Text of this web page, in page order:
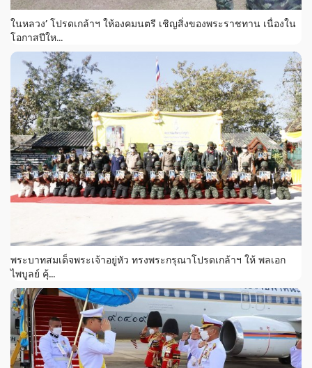
ในหลวง’ โปรดเกล้าฯ ให้องคมนตรี เชิญสิ่งของพระราชทาน เนื่องใน
โอกาสปีให...
พระบาทสมเด็จพระเจ้าอยู่หัว ทรงพระกรุณาโปรดเกล้าฯ ให้ พลเอก
ไพบูลย์ คุ้...